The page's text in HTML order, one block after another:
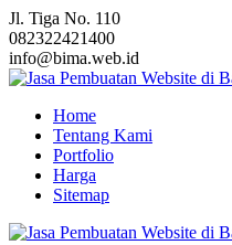
Skip
to
content
Jl. Tiga No. 110
082322421400
info@bima.web.id
Home
Tentang Kami
Portfolio
Harga
Sitemap